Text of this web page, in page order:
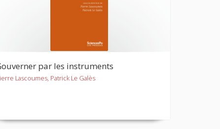
par les instruments
Lascoumes, Patrick Le Galès